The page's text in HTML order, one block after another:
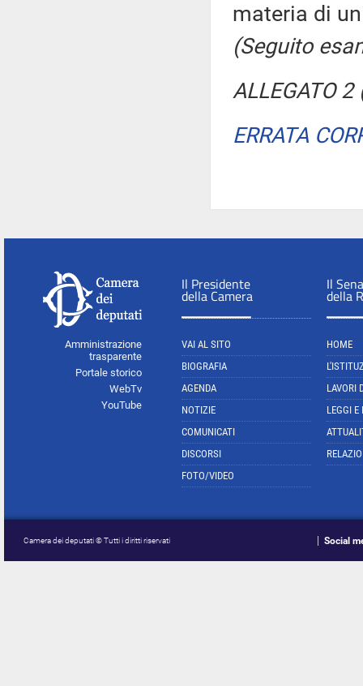
materia di
(Seguito
ALLEGATO
ERRATA
Amministrazione
trasparente
Portale storico
WebTv
YouTube
Il Presidente
della Camera
VAI AL SITO
BIOGRAFIA
AGENDA
NOTIZIE
COMUNICATI
DISCORSI
FOTO/VIDEO
Il
della
HOME
LAVORI
LEGGI E
Camera dei deputati © Tutti i diritti riservati Social